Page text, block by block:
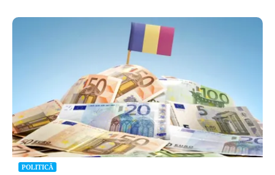
POLITICĂ